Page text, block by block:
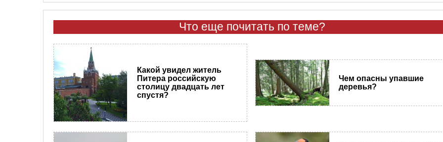
Что еще почитать по теме?
Какой увидел житель
Питера российскую
столицу двадцать лет
спустя?
Чем опасны упавшие
деревья?